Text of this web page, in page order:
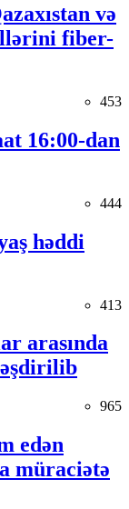
və
fiber-
453
16:00-dan
444
həddi
413
arasında
965
edən
müraciətə